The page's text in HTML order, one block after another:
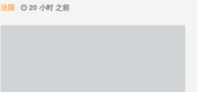
法国 20 小时 之前